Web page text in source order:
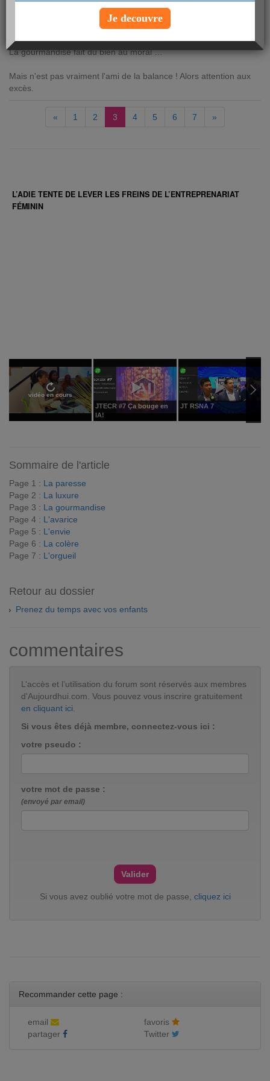
vendredi 22 septembre 2017
3. La gourmandise : unpéchéalléchant.
La gourmandise fait du bien au moral …
Mais n'est pas vraiment l'ami de la balance ! Alors attention aux
excès.
« 1 2 3 4 5 6 7 »
L’ADIE TENTE DE LEVER LES FREINS DE L’ENTREPRENARIAT
FÉMININ
vidéo en cours
JTECR #7 Ça bouge en
IA!
JT RSNA 7
Sommaire de l'article
Page 1 : La paresse
Page 2 : La luxure
Page 3 : La gourmandise
Page 4 : L'avarice
Page 5 : L'envie
Page 6 : La colère
Page 7 : L'orgueil
Retour au dossier
Prenez du temps avec vos enfants
commentaires
L’accès et l’utilisation du forum sont réservés aux membres
d'Aujourdhui.com. Vous pouvez vous inscrire gratuitement
en cliquant ici.
Si vous êtes déjà membre, connectez-vous ici :
votre pseudo :
votre mot de passe :
(envoyé par email)
Si vous avez oublié votre mot de passe, cliquez ici
Recommander cette page :
email
favoris
partager
Twitter
Je decouvre